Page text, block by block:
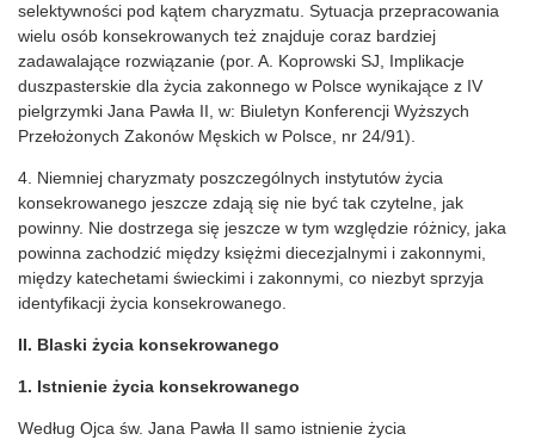
selektywności pod kątem charyzmatu. Sytuacja przepracowania
wielu osób konsekrowanych też znajduje coraz bardziej
zadawalające rozwiązanie (por. A. Koprowski SJ, Implikacje
duszpasterskie dla życia zakonnego w Polsce wynikające z IV
pielgrzymki Jana Pawła II, w: Biuletyn Konferencji Wyższych
Przełożonych Zakonów Męskich w Polsce, nr 24/91).
4. Niemniej charyzmaty poszczególnych instytutów życia
konsekrowanego jeszcze zdają się nie być tak czytelne, jak
powinny. Nie dostrzega się jeszcze w tym względzie różnicy, jaka
powinna zachodzić między księżmi diecezjalnymi i zakonnymi,
między katechetami świeckimi i zakonnymi, co niezbyt sprzyja
identyfikacji życia konsekrowanego.
II. Blaski życia konsekrowanego
1. Istnienie życia konsekrowanego
Według Ojca św. Jana Pawła II samo istnienie życia